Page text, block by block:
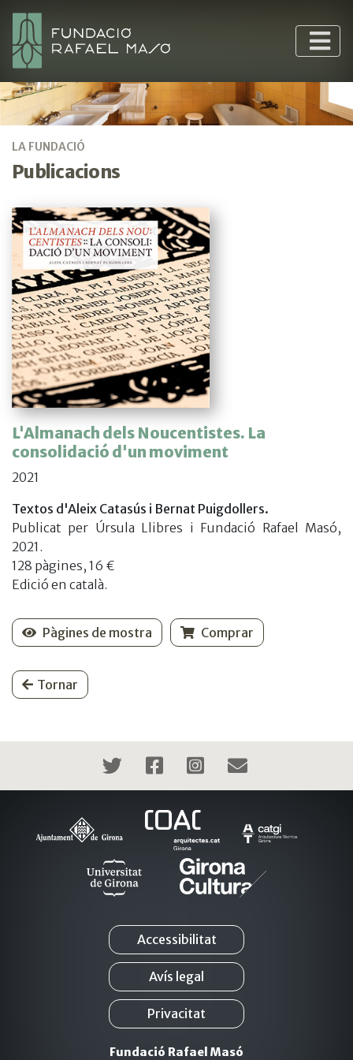
LA FUNDACIÓ
Publicacions
L'Almanach dels Noucentistes. La
consolidació d'un moviment
2021
Textos d'Aleix Catasús i Bernat Puigdollers.
Publicat per Úrsula Llibres i Fundació Rafael Masó,
2021.
128 pàgines, 16 €
Edició en català.
Pàgines de mostra Comprar
Tornar
Accessibilitat
Avís legal
Privacitat
Fundació Rafael Masó